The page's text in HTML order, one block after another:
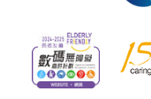
有關繳費詳情，請
何疑問，請詳閱個
人或報名中心。